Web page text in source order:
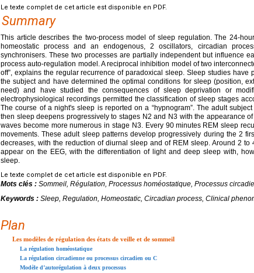
Le texte complet de cet article est disponible en PDF.
Summary
This article describes the two-process model of sleep regulation. The 24-
homeostatic process and an endogenous, 2 oscillators, circadian
synchronisers. These two processes are partially independent but influence
process auto-regulation model. A reciprocal inhibition model of two
off”, explains the regular recurrence of paradoxical sleep. Sleep studies have
the subject and have determined the optimal conditions for sleep (position,
need) and have studied the consequences of sleep deprivation or
electrophysiological recordings permitted the classification of sleep stages
The course of a night's sleep is reported on a “hypnogram”. The adult
then sleep deepens progressively to stages N2 and N3 with the appearance
waves become more numerous in stage N3. Every 90 minutes REM sleep
movements. These adult sleep patterns develop progressively during the 2
decreases, with the reduction of diurnal sleep and of REM sleep. Around 2
appear on the EEG, with the differentiation of light and deep sleep with,
sleep.
Le texte complet de cet article est disponible en PDF.
Mots clés : Sommeil, Régulation, Processus homéostatique, Processus
Keywords : Sleep, Regulation, Homeostatic, Circadian process, Clinical
Plan
Les modèles de régulation des états de veille et de sommeil
La régulation homéostatique
La régulation circadienne ou processus circadien ou C
Modèle d’autorégulation à deux processus